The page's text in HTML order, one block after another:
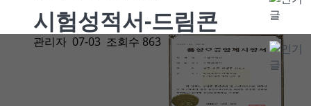
시험성적서-드림콘
관리자 07-03 조회수 863